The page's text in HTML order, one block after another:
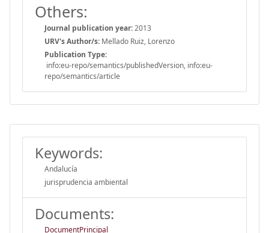
Others:
Journal publication year:2013
URV's Author/s: Mellado Ruiz, Lorenzo
Publication Type:
info:eu-repo/semantics/publishedVersion, info:eu-
repo/semantics/article
Keywords:
Andalucía
jurisprudencia ambiental
Documents:
DocumentPrincipal